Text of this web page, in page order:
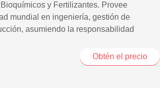
y Fertilizantes. Provee
mundial en ingeniería, gestión de
asumiendo la responsabilidad
Obtén el precio